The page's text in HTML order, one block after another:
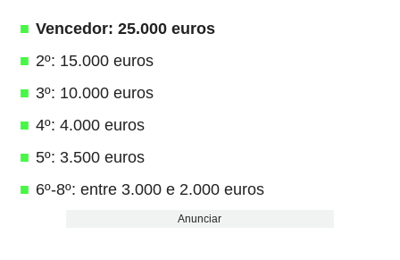
Vencedor: 25.000 euros
2º: 15.000 euros
3º: 10.000 euros
4º: 4.000 euros
5º: 3.500 euros
6º-8º: entre 3.000 e 2.000 euros
Anunciar